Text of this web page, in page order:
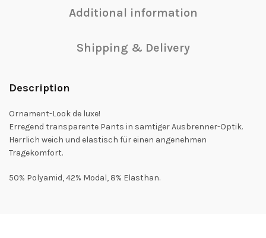
Additional information
Shipping & Delivery
Description
Ornament-Look de luxe!
Erregend transparente Pants in samtiger Ausbrenner-Optik.
Herrlich weich und elastisch für einen angenehmen
Tragekomfort.
50% Polyamid, 42% Modal, 8% Elasthan.